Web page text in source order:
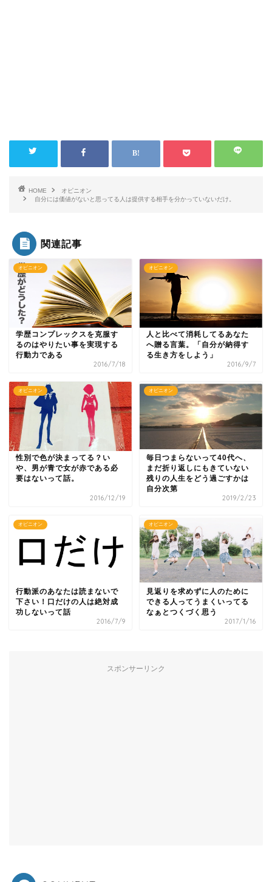
HOME
オピニオン
自分には価値がないと思ってる人は提供する相手を分かっていないだけ。
関連記事
オピニオン
学歴コンプレックスを克服す
るのはやりたい事を実現する
行動力である
2016/7/18
オピニオン
人と比べて消耗してるあなた
へ贈る言葉。「自分が納得す
る生き方をしよう」
2016/9/7
オピニオン
性別で色が決まってる？い
や、男が青で女が赤である必
要はないって話。
2016/12/19
オピニオン
毎日つまらないって40代へ、
まだ折り返しにもきていない
残りの人生をどう過ごすかは
自分次第
2019/2/23
オピニオン
行動派のあなたは読まないで
下さい！口だけの人は絶対成
功しないって話
2016/7/9
オピニオン
見返りを求めずに人のために
できる人ってうまくいってる
なぁとつくづく思う
2017/1/16
スポンサーリンク